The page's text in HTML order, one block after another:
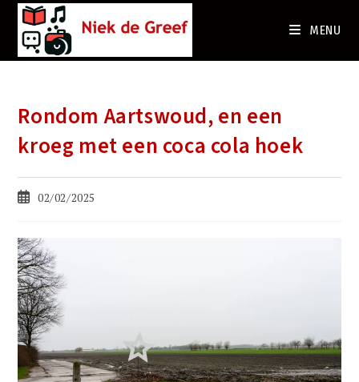
MENU
Rondom Aartswoud, en een
kroeg met een coca cola hoek
Bericht02/02/2025